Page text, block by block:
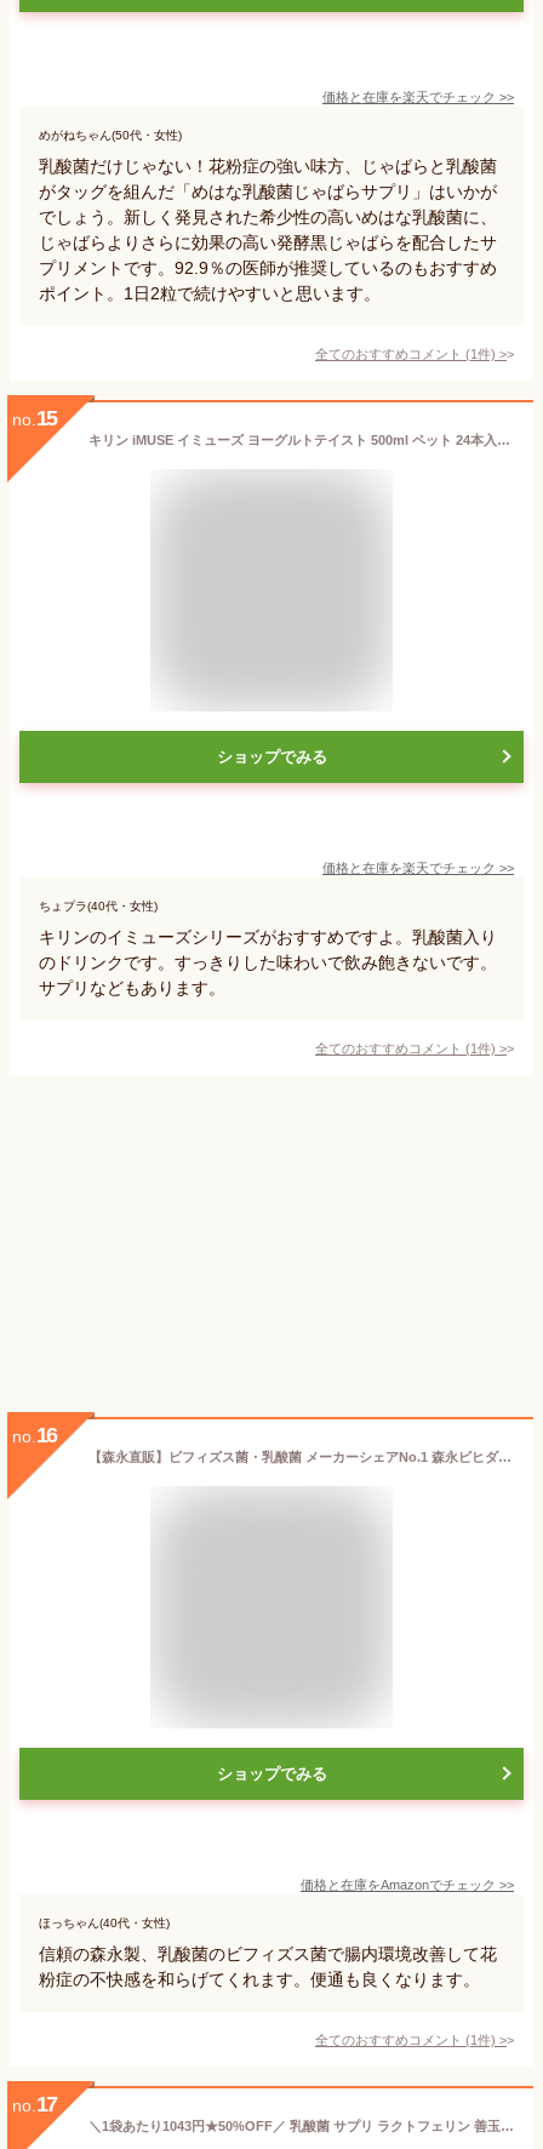
価格と在庫を楽天でチェック >>
めがねちゃん(50代・女性)
乳酸菌だけじゃない！花粉症の強い味方、じゃばらと乳酸菌
がタッグを組んだ「めはな乳酸菌じゃばらサプリ」はいかが
でしょう。新しく発見された希少性の高いめはな乳酸菌に、
じゃばらよりさらに効果の高い発酵黒じゃばらを配合したサ
プリメントです。92.9％の医師が推奨しているのもおすすめ
ポイント。1日2粒で続けやすいと思います。
全てのおすすめコメント (1件) >
no. 15
キリン iMUSE イミューズ ヨーグルトテイスト 500ml ペット 24本入り ● 1ケース 1本当たり114円 送料無料!!(北海道、沖縄、離島は別途700円かかります。) / プラズマ乳酸菌 ヨーグルト
ショップでみる
価格と在庫を楽天でチェック >>
ちょプラ(40代・女性)
キリンのイミューズシリーズがおすすめですよ。乳酸菌入り
のドリンクです。すっきりした味わいで飲み飽きないです。
サプリなどもあります。
全てのおすすめコメント (1件) >
no. 16
【森永直販】ビフィズス菌・乳酸菌 メーカーシェアNo.1 森永ビヒダス 大腸のキホン 1袋(約30日分) サプリ カレンダー付 機能性表示食品 便秘気味の方の便通改善 花粉 ホコリ ハウスダスト 鼻の不快感を軽減 大腸の腸内環境を改善 150億個のビフィズス菌 サプリメント 整腸 善玉菌 悪玉菌 腸内フローラ プロバイオティクス
ショップでみる
価格と在庫をAmazonでチェック >>
ほっちゃん(40代・女性)
信頼の森永製、乳酸菌のビフィズス菌で腸内環境改善して花
粉症の不快感を和らげてくれます。便通も良くなります。
全てのおすすめコメント (1件) >
no. 17
＼1袋あたり1043円★50%OFF／ 乳酸菌 サプリ ラクトフェリン 善玉菌 ビフィズス菌 オリゴ糖 腸活 ダイエット 腸内 フローラ 菌活 菌トレ習慣 短鎖脂肪酸 食物繊維 ガセリ菌 ラブレ菌 90日分 3個セット 一日2粒目安 【 22種類の 乳酸菌 】